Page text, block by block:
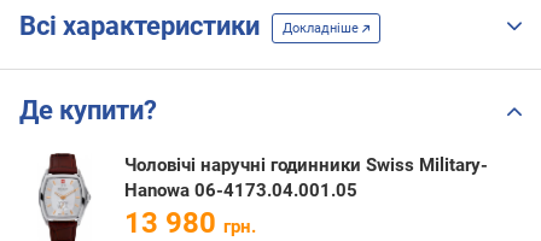
Всі характеристики Докладніше
Де купити?
Чоловічі наручні годинники Swiss Military-
Hanowa 06-4173.04.001.05
13 980 грн.